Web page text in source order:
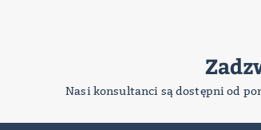
Nasi konsultanci są dostępni od